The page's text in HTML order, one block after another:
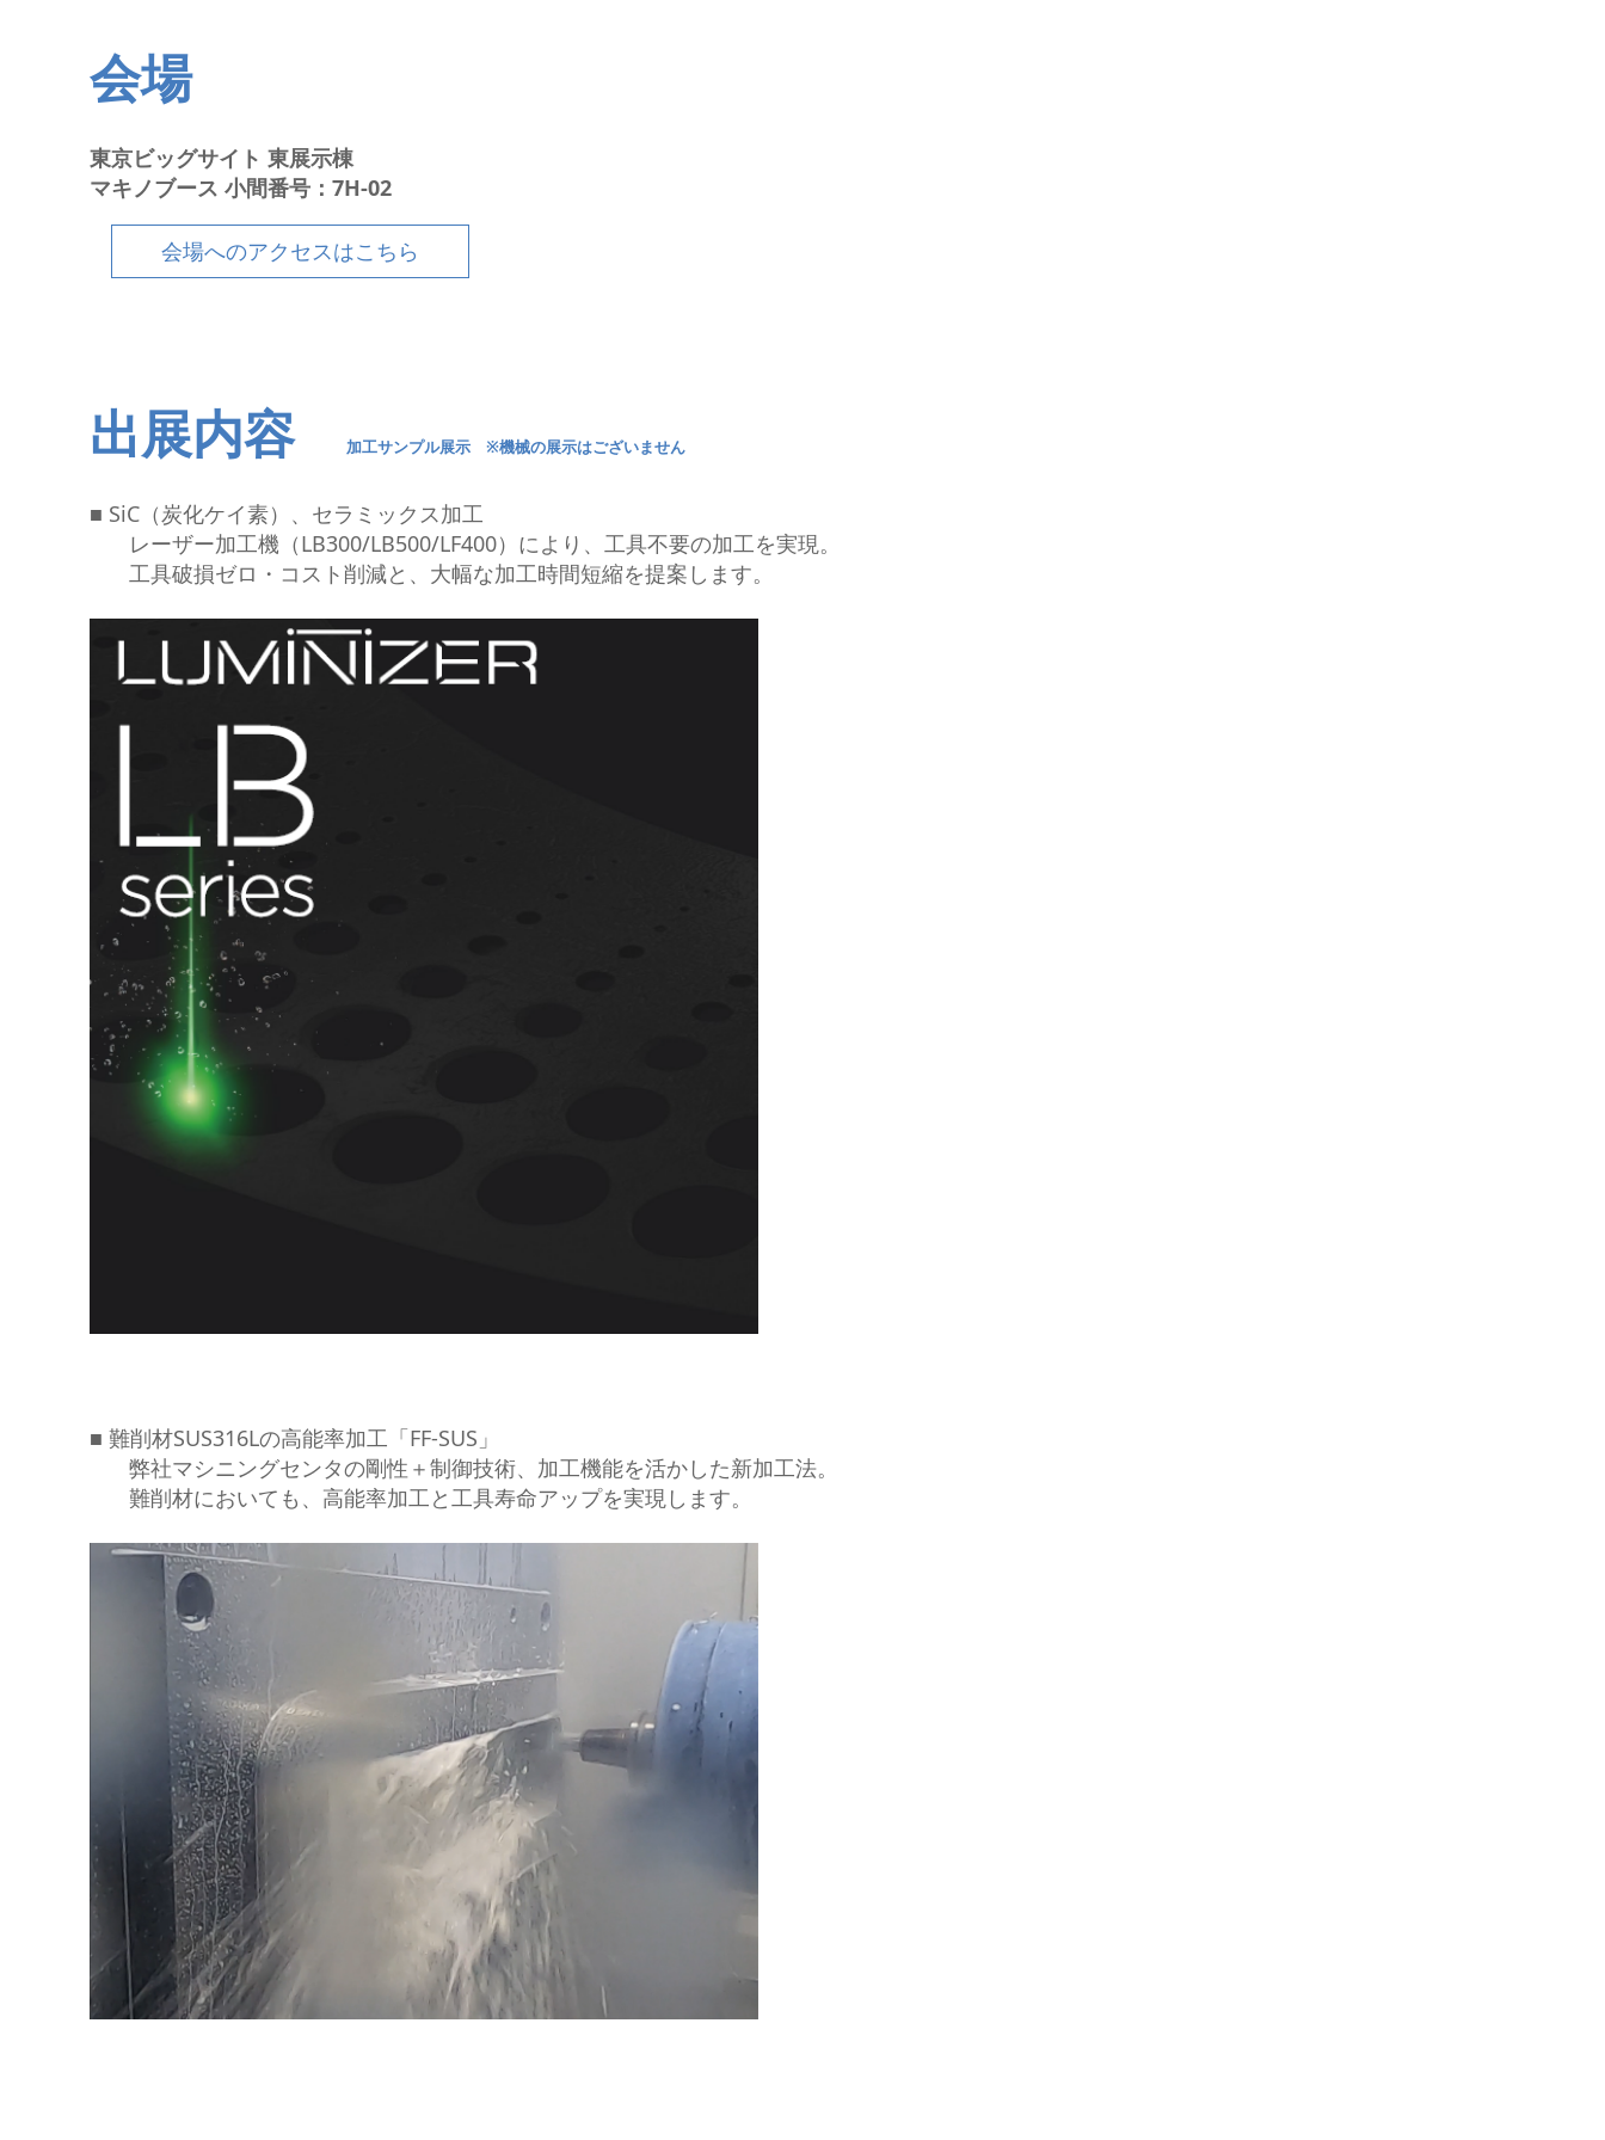
会場
東京ビッグサイト 東展示棟
マキノブース 小間番号：7H-02
会場へのアクセスはこちら
出展内容 加工サンプル展示 ※機械の展示はございません
■ SiC（炭化ケイ素）、セラミックス加工
レーザー加工機（LB300/LB500/LF400）により、工具不要の加工を実現。
工具破損ゼロ・コスト削減と、大幅な加工時間短縮を提案します。
■ 難削材SUS316Lの高能率加工「FF-SUS」
弊社マシニングセンタの剛性＋制御技術、加工機能を活かした新加工法。
難削材においても、高能率加工と工具寿命アップを実現します。